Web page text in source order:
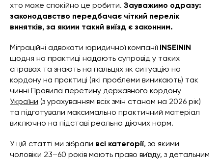
хто може спокійно це робити. Зауважимо одразу:
законодавство передбачає чіткий перелік
винятків, за якими такий виїзд є законним.
Міграційні адвокати юридичної компанії INSEININ
щодня на практиці надають супровід у таких
справах та знають на пальцях як ситуацію на
кордону на практиці (які проблеми виникають) так
чинні Правила перетину державного кордону
України (з урахуванням всіх змін станом на 2026 рік)
та підготували максимально практичний матеріал
виключно на підставі реально діючих норм.
У цій статті ми зібрали всі категорії, за якими
чоловіки 23–60 років мають право виїзду, з детальним